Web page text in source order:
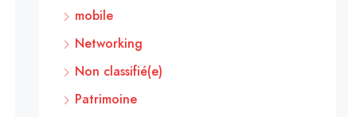
mobile
Networking
Non classifié(e)
Patrimoine